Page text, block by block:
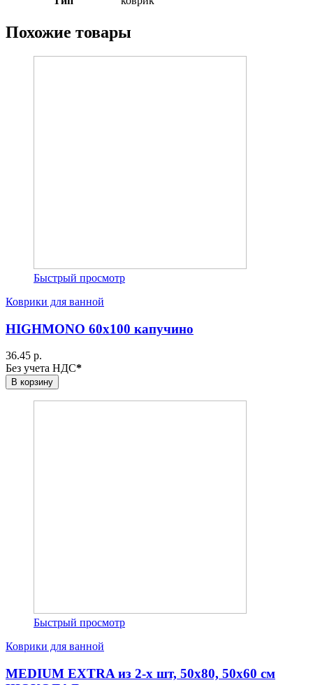
Похожие товары
Быстрый просмотр
Коврики для ванной
HIGHMONO 60x100 капучино
36.45 р.
Без учета НДС*
В корзину
Быстрый просмотр
Коврики для ванной
MEDIUM EXTRA из 2-х шт, 50х80, 50х60 см